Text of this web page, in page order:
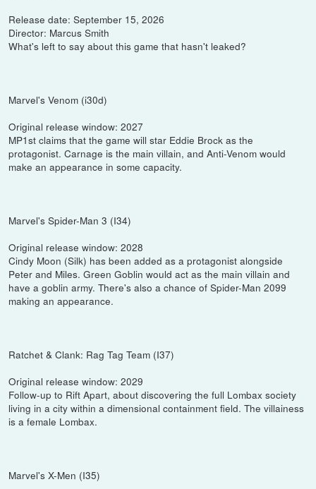
Release date: September 15, 2026
Director: Marcus Smith
What's left to say about this game that hasn't leaked?
Marvel's Venom (i30d)
Original release window: 2027
MP1st claims that the game will star Eddie Brock as the
protagonist. Carnage is the main villain, and Anti-Venom would
make an appearance in some capacity.
Marvel's Spider-Man 3 (I34)
Original release window: 2028
Cindy Moon (Silk) has been added as a protagonist alongside
Peter and Miles. Green Goblin would act as the main villain and
have a goblin army. There's also a chance of Spider-Man 2099
making an appearance.
Ratchet & Clank: Rag Tag Team (I37)
Original release window: 2029
Follow-up to Rift Apart, about discovering the full Lombax society
living in a city within a dimensional containment field. The villainess
is a female Lombax.
Marvel's X-Men (I35)